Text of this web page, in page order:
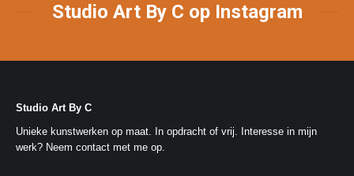
Studio Art By C op Instagram
Studio Art By C
Unieke kunstwerken op maat. In opdracht of vrij. Interesse in mijn
werk? Neem contact met me op.